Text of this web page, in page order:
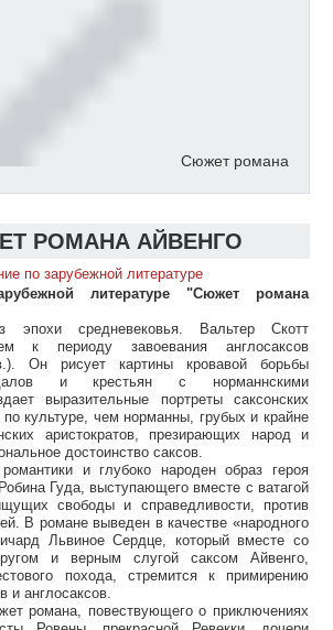
Сюжет романа
РОМАНА АЙВЕНГО
по зарубежной литературе
литературе "Сюжет романа
эпохи средневековья. Вальтер Скотт
к периоду завоевания англосаксов
Он рисует картины кровавой борьбы
и крестьян с норманнскими
выразительные портреты саксонских
по культуре, чем норманны, грубых и крайне
аристократов, презирающих народ и
достоинство саксов.
и глубоко народен образ героя
Гуда, выступающего вместе с ватагой
свободы и справедливости, против
В романе выведен в качестве «народного
Львиное Сердце, который вместе со
и верным слугой саксом Айвенго,
похода, стремится к примирению
и англосаксов.
романа, повествующего о приключениях